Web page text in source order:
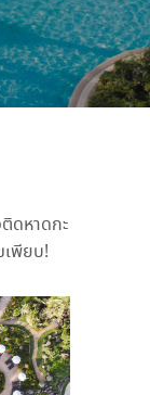
ดหาดกะ
เพียบ!